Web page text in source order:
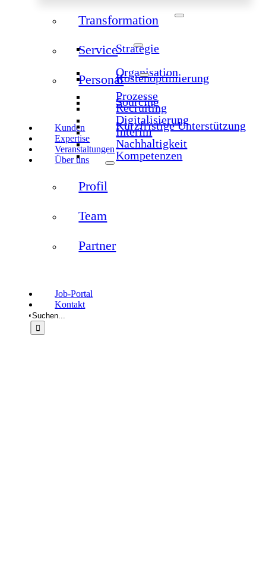
Transformation
Strategie
Organisation
Prozesse
Digitalisierung
Nachhaltigkeit
Service
Kostenoptimierung
Sourcing
Kurzfristige Unterstützung
Personal
Recruiting
Interim
Kompetenzen
Kunden
Expertise
Veranstaltungen
Über uns
Profil
Team
Partner
Job-Portal
Kontakt
Suche
nach: